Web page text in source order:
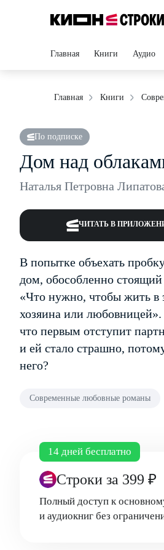
Главная Книги Аудио
Главная Книги
По подписке
Дом над
Наталья Петровна
ЧИТАТЬ В
В попытке объехать
дом, обособленно стоящий
«Что нужно, чтобы жить в
хозяина или
что первым отступит
и ей стало страшно,
него?
Современные любовные романы
14 дней бесплатно
Строки за 399 ₽
Полный доступ к
и аудиокниг без